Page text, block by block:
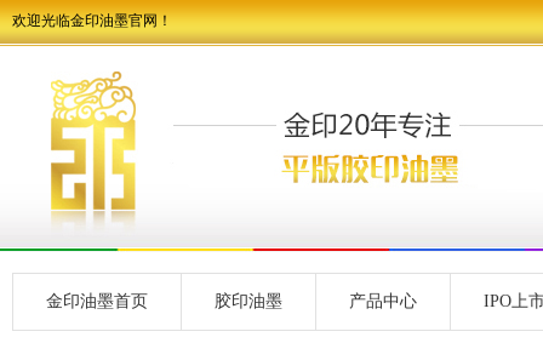
欢迎光临金印油墨官网！
金印油墨首页 胶印油墨 产品中心 IPO上